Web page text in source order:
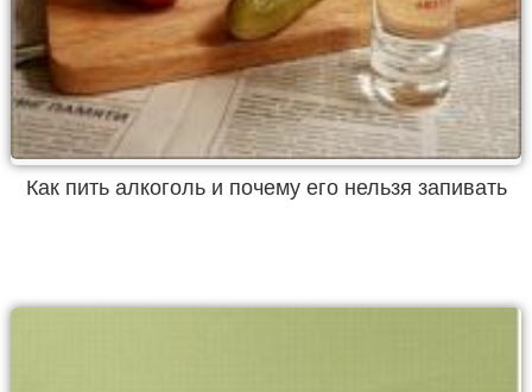
Как пить алкоголь и почему его нельзя запивать